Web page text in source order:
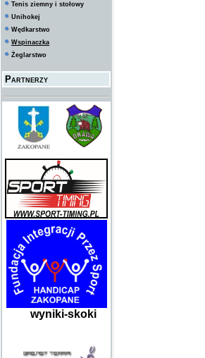
Tenis ziemny i stołowy
Unihokej
Wędkarstwo
Wspinaczka
Żeglarstwo
Partnerzy
wyniki-skoki